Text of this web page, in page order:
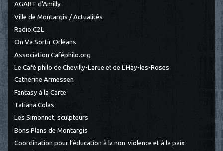
AGART d'Amilly
Ville de Montargis / Actualités
Radio C2L
On Va Sortir Orléans
Association Caféphilo.org
Le Café philo de Chevilly-Larue et de L'Häy-les-Roses
Catherine Armessen
Fantasy à la Carte
Tatiana Colas
Les Simonnet, sculpteurs
Bons Plans de Montargis
Coordination pour l’éducation à la non-violence et à la paix